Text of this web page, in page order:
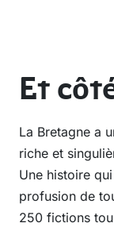
Et
La Bretagne a
riche et
Une histoire
profusion de
250 fictions